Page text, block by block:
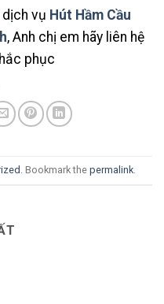
vụ Hút Hầm Cầu
, Anh chị em hãy liên hệ
phục
. Bookmark the permalink.